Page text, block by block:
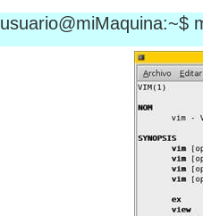
usuario@miMaquina:~$